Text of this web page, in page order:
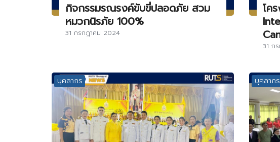
กิจกรรมรณรงค์ขับขี่ปลอดภัย สวม
หมวกนิรภัย 100%
31 กรกฎาคม 2024
โค
31 ก
บุคลากร บุคลากร